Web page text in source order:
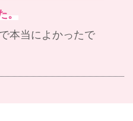
。
本当によかったで